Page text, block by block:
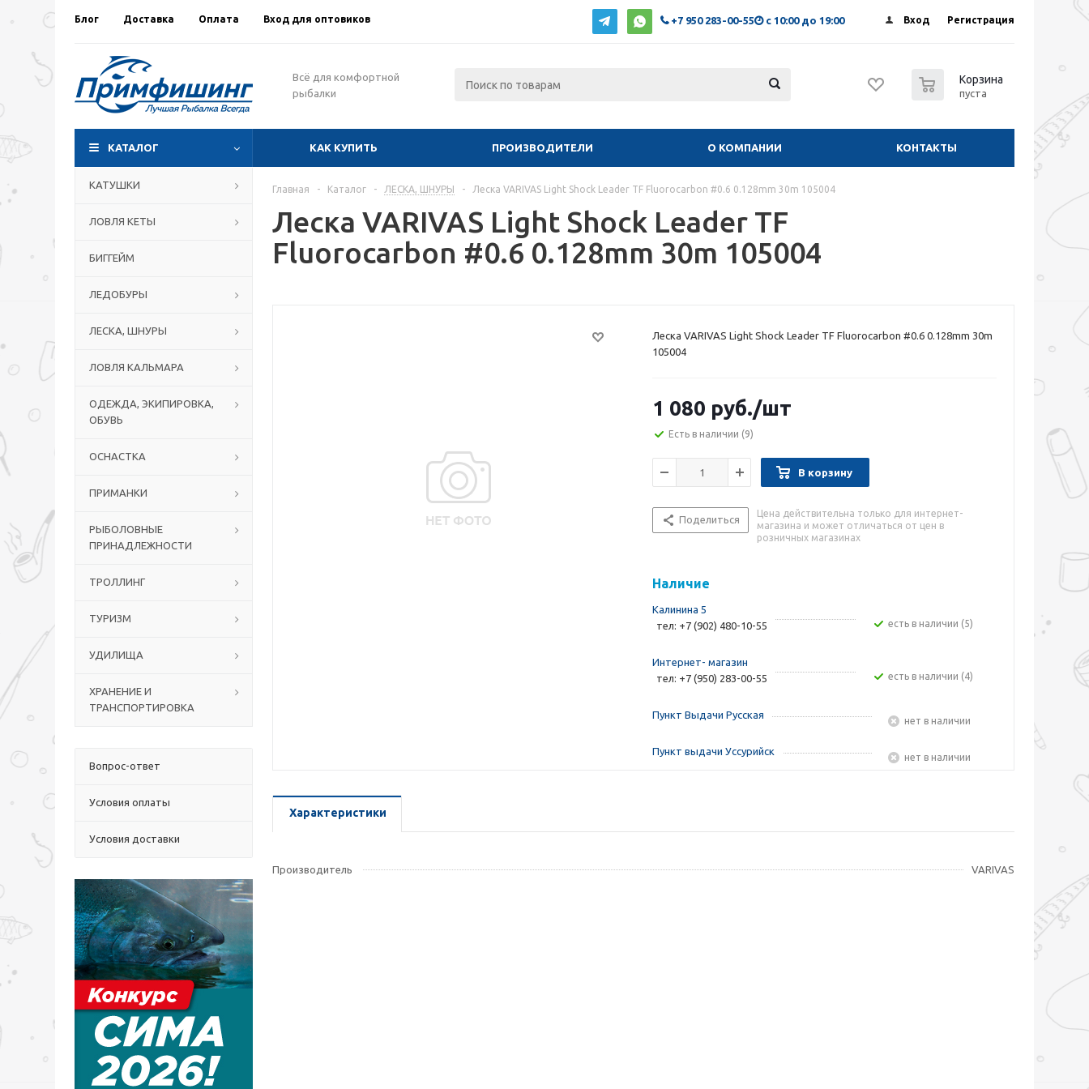
Блог Доставка Оплата Вход для оптовиков Вход Регистрация
+7 950 283-00-55 с 10:00 до 19:00
Всё для комфортной
рыбалки
Корзина
пуста
КАТАЛОГ КАК КУПИТЬ ПРОИЗВОДИТЕЛИ О КОМПАНИИ КОНТАКТЫ
КАТУШКИ
ЛОВЛЯ КЕТЫ
БИГГЕЙМ
ЛЕДОБУРЫ
ЛЕСКА, ШНУРЫ
ЛОВЛЯ КАЛЬМАРА
ОДЕЖДА, ЭКИПИРОВКА,
ОБУВЬ
ОСНАСТКА
ПРИМАНКИ
РЫБОЛОВНЫЕ
ПРИНАДЛЕЖНОСТИ
ТРОЛЛИНГ
ТУРИЗМ
УДИЛИЩА
ХРАНЕНИЕ И
ТРАНСПОРТИРОВКА
Вопрос-ответ
Условия оплаты
Условия доставки
Главная - Каталог - ЛЕСКА, ШНУРЫ - Леска VARIVAS Light Shock Leader TF Fluorocarbon #0.6 0.128mm 30m 105004
Леска VARIVAS Light Shock Leader TF
Fluorocarbon #0.6 0.128mm 30m 105004
Леска VARIVAS Light Shock Leader TF Fluorocarbon #0.6 0.128mm 30m
105004
1 080 руб./шт
Есть в наличии (9)
В корзину
Поделиться
Цена действительна только для интернет-
магазина и может отличаться от цен в
розничных магазинах
Наличие
Калинина 5
тел: +7 (902) 480-10-55
Есть в наличии (5)
Интернет- магазин
тел: +7 (950) 283-00-55
Есть в наличии (4)
Пункт Выдачи Русская Нет в наличии
Пункт выдачи Уссурийск Нет в наличии
Характеристики
Производитель VARIVAS